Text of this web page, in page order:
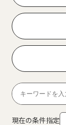
現在の条件指定